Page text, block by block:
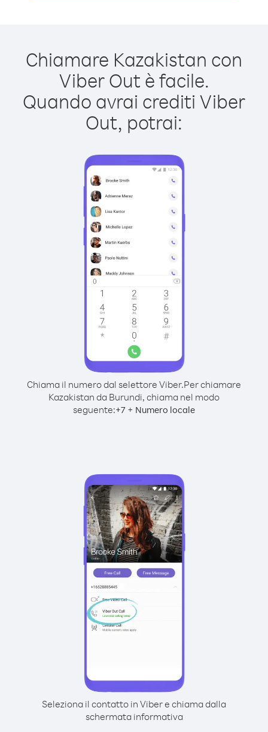
Chiamare Kazakistan con
Viber Out è facile.
Quando avrai crediti Viber
Out, potrai:
Chiama il numero dal selettore Viber.Per chiamare
Kazakistan da Burundi, chiama nel modo
seguente:+7 + Numero locale
Seleziona il contatto in Viber e chiama dalla
schermata informativa